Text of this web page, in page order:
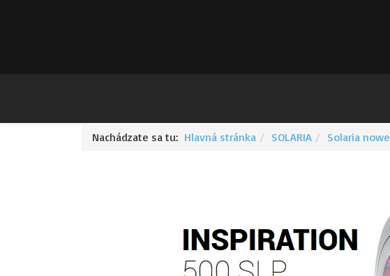
Nachádzate sa tu: Hlavná stránka SOLARIA Solaria nowe